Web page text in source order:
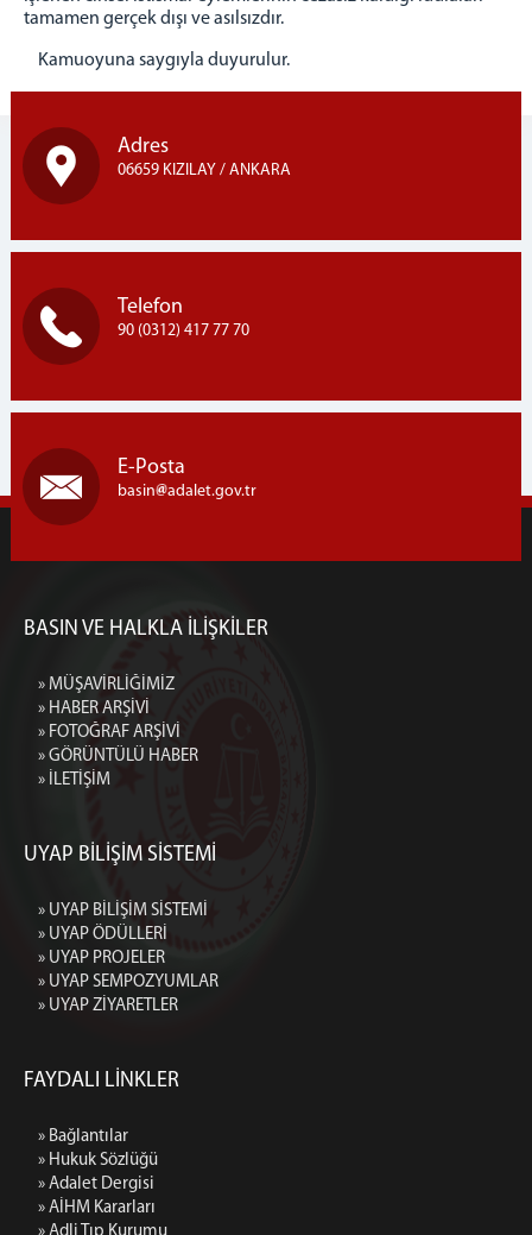
tamamen gerçek dışı ve asılsızdır.
Kamuoyuna saygıyla duyurulur.
Adres
06659 KIZILAY / ANKARA
Telefon
90 (0312) 417 77 70
E-Posta
basin adalet.gov.tr
BASIN VE HALKLA İLİŞKİLER
» MÜŞAVİRLİĞİMİZ
» HABER ARŞİVİ
» FOTOĞRAF ARŞİVİ
» GÖRÜNTÜLÜ HABER
» İLETİŞİM
UYAP BİLİŞİM SİSTEMİ
» UYAP BİLİŞİM SİSTEMİ
» UYAP ÖDÜLLERİ
» UYAP PROJELER
» UYAP SEMPOZYUMLAR
» UYAP ZİYARETLER
FAYDALI LİNKLER
» Bağlantılar
» Hukuk Sözlüğü
» Adalet Dergisi
» AİHM Kararları